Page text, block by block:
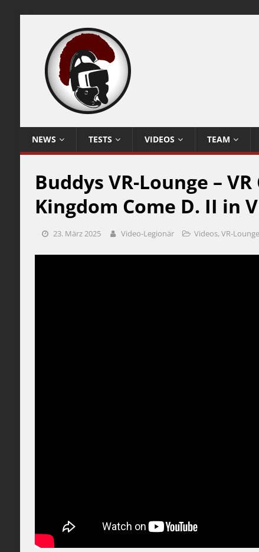
NEWS TESTS VIDEOS TEAM
Buddys VR-Lounge –
Kingdom Come D. II in
23. März 2025 Video-Legionär Videos,VR-Lounge